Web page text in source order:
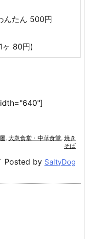
たん 500円
ヶ 80円)
, 大衆食堂・中華食堂, 焼き
そば
Posted by SaltyDog